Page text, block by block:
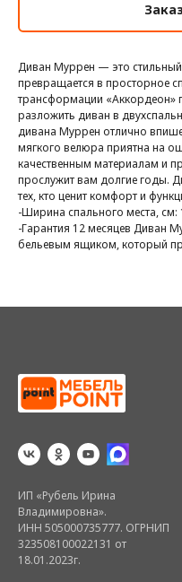
Диван Муррен — это
превращается в просторное
трансформации «Аккордеон»
разложить диван в
дивана Муррен отлично
мягкого велюра приятна на
качественным материалам и
прослужит вам долгие годы.
тех, кто ценит комфорт и
-Ширина спального места, см:
-Гарантия 12 месяцев Диван
бельевым ящиком, который
ИП «Рубель Ирина
Владимировна».
ИНН 505000735777. ОГРНИП
323508100022131 от
18.01.2023г.